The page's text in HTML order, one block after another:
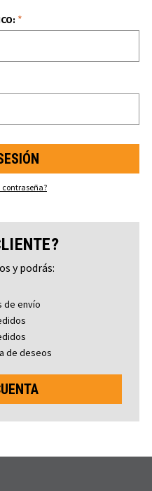
*
contraseña?
y podrás:
de envío
de deseos